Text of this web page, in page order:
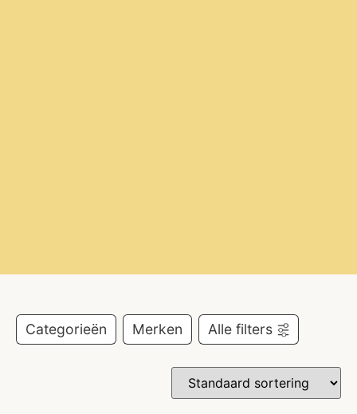
Categorieën Merken Alle filters